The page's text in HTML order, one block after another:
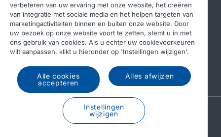
© 2026 DAF Legal notice
Privacy statement
Algemene voorwaarden
DAF en cookies
Income Tax Report
A PACCAR COMPANY
DRIVEN BY QUALITY
verbeteren van uw ervaring met onze website, het creëren
van integratie met sociale media en het helpen targeten van
marketingactiviteiten binnen en buiten onze website. Door
uw bezoek op onze website voort te zetten, stemt u in met
ons gebruik van cookies. Als u echter uw cookievoorkeuren
wilt aanpassen, klikt u hieronder op 'Instellingen wijzigen'.
Alle cookies
accepteren
Alles afwijzen
Instellingen
wijzigen